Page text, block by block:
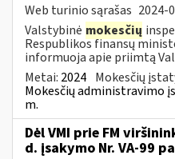
Web turinio sąrašas 2024-
Valstybinė mokesčių
Respublikos finansų
informuoja apie priimtą
Metai: 2024 Mokesčių
Mokesčių administravimo
m.
Dėl VMI prie FM
d. įsakymo Nr. VA-99